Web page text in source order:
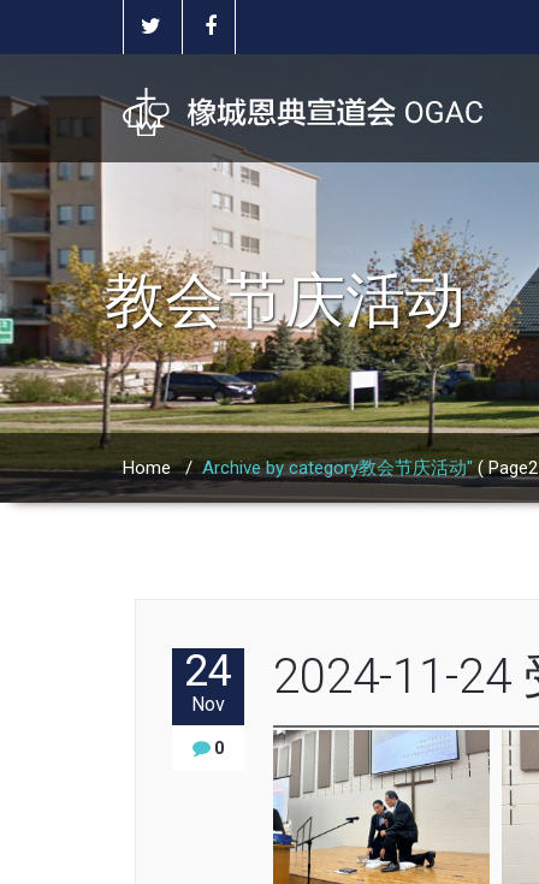
教会节庆活动
Home/Archive by category教会节庆活动"(
24
Nov
0
2024-11-24